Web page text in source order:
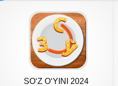
SO‘Z O‘YINI 2024